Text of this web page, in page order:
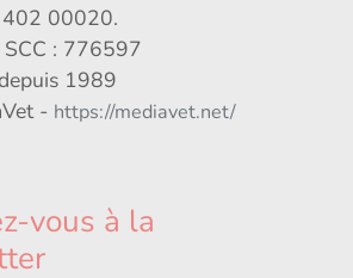
00020.
: 776597
1989
- https://mediavet.net/
vous à la